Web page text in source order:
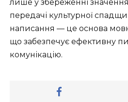
лише у збереженні
передачі культурної
написання — це основа
що забезпечує ефективну
комунікацію.